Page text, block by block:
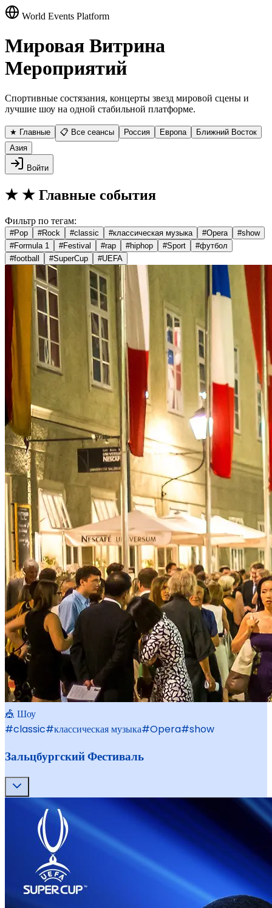
World Events Platform
Мировая Витрина
Мероприятий
Спортивные состязания, концерты звезд мировой сцены и
лучшие шоу на одной стабильной платформе.
★ Главные 📋 Все сеансы Россия Европа
Ближний Восток
Азия
Войти
★ ★ Главные события
Фильтр по тегам:
#Pop #Rock #classic #классическая музыка #Opera #show
#Formula 1 #Festival #rap #hiphop #Sport #футбол
#football #SuperCup #UEFA
🎪 Шоу
#classic#классическая музыка#Opera#show
Зальцбургский Фестиваль